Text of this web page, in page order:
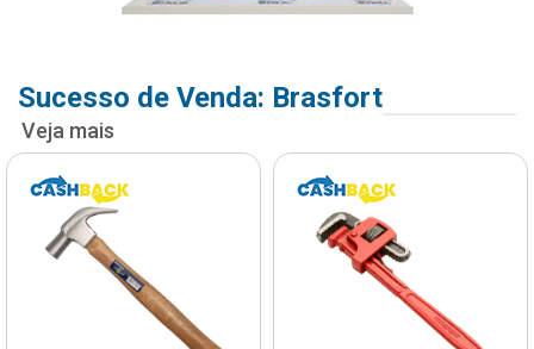
Sucesso de Venda: Brasfort
Veja mais